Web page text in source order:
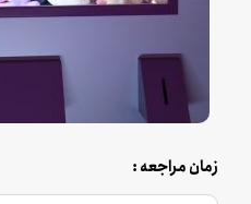
زمان مراجعه :